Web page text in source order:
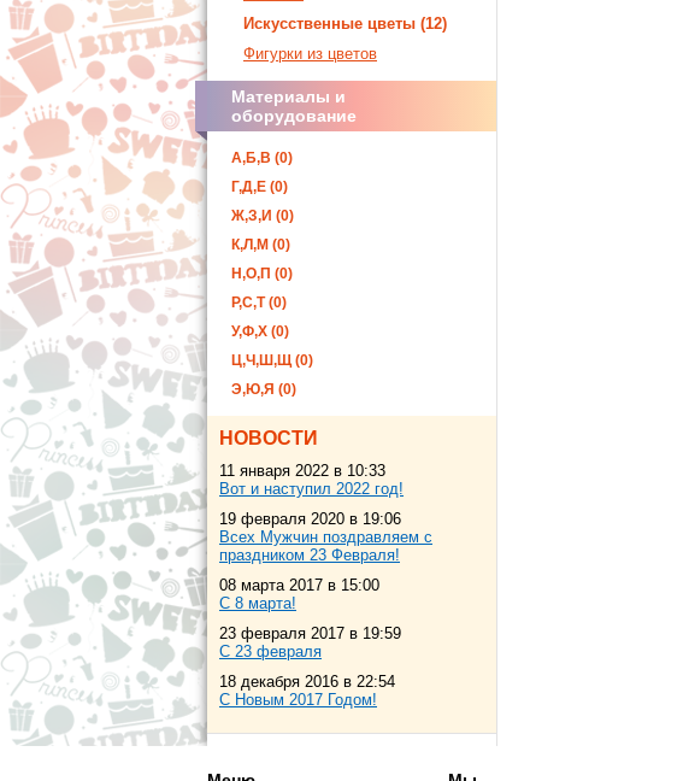
Искусственные цветы (12)
Фигурки из цветов
Материалы и
оборудование
А,Б,В (0)
Г,Д,Е (0)
Ж,З,И (0)
К,Л,М (0)
Н,О,П (0)
Р,С,Т (0)
У,Ф,Х (0)
Ц,Ч,Ш,Щ (0)
Э,Ю,Я (0)
НОВОСТИ
11 января 2022 в 10:33
Вот и наступил 2022 год!
19 февраля 2020 в 19:06
Всех Мужчин поздравляем с
праздником 23 Февраля!
08 марта 2017 в 15:00
С 8 марта!
23 февраля 2017 в 19:59
С 23 февраля
18 декабря 2016 в 22:54
С Новым 2017 Годом!